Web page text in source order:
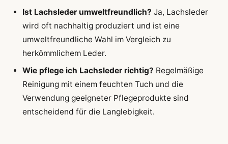
Ist Lachsleder umweltfreundlich? Ja, Lachsleder
wird oft nachhaltig produziert und ist eine
umweltfreundliche Wahl im Vergleich zu
herkömmlichem Leder.
Wie pflege ich Lachsleder richtig? Regelmäßige
Reinigung mit einem feuchten Tuch und die
Verwendung geeigneter Pflegeprodukte sind
entscheidend für die Langlebigkeit.